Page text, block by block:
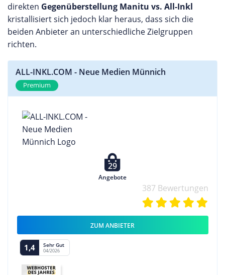
direkten Gegenüberstellung Manitu vs. All-Inkl
kristallisiert sich jedoch klar heraus, dass sich die
beiden Anbieter an unterschiedliche Zielgruppen
richten.
ALL-INKL.COM - Neue Medien Münnich
Premium
29
Angebote
387 Bewertungen
ZUM ANBIETER
1,4 Sehr Gut
04/2026